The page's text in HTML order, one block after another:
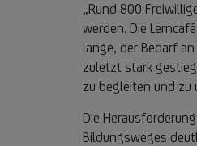
„Rund 800
werden. Die
lange, der Bedarf
zuletzt stark
zu begleiten und
Die
Bildungsweges